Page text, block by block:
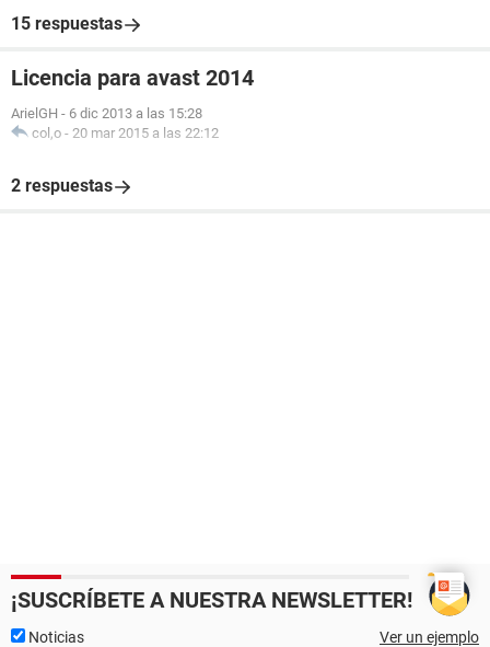
15 respuestas
Licencia para avast 2014
ArielGH - 6 dic 2013 a las 15:28
col,o - 20 mar 2015 a las 22:12
2 respuestas
¡SUSCRÍBETE A NUESTRA NEWSLETTER!
Noticias Ver un ejemplo